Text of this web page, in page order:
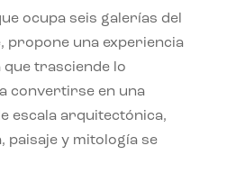
ocupa seis galerías del
propone una experiencia
que trasciende lo
convertirse en una
escala arquitectónica,
paisaje y mitología se